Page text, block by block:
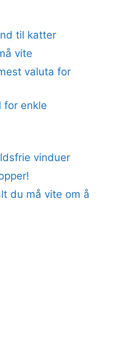
til katter
vite
valuta for
for enkle
vinduer
du må vite om å